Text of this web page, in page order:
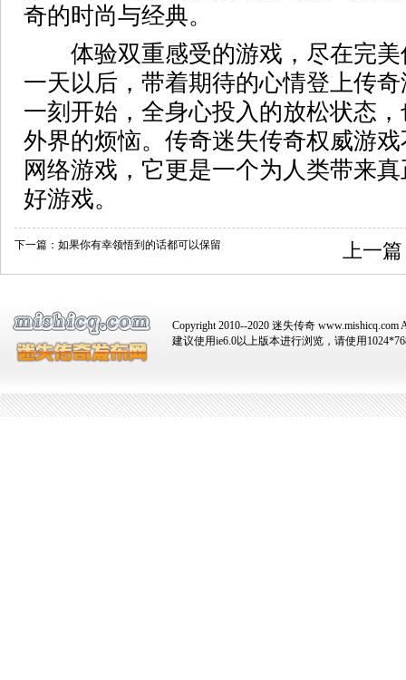
奇的时尚与经典。
体验双重感受的游戏，尽在完美
一天以后，带着期待的心情登上传
一刻开始，全身心投入的放松状态
外界的烦恼。传奇迷失传奇权威游
网络游戏，它更是一个为人类带来
好游戏。
下一篇： 如果你有幸领悟到的话都可以保留 上一
Copyright 2010--2020 迷失传奇 www.mishicq.com
建议使用ie6.0以上版本进行浏览，请使用